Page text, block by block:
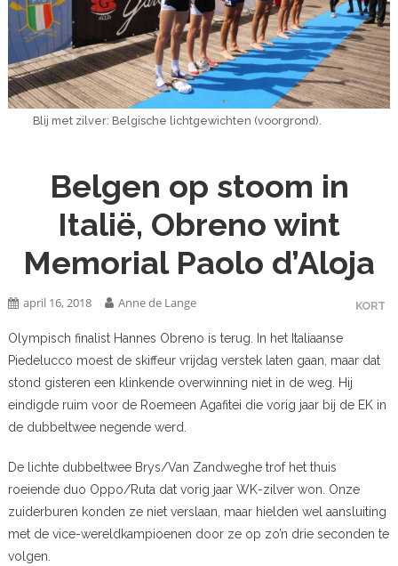
Blij met zilver: Belgische lichtgewichten (voorgrond).
Belgen op stoom in
Italië, Obreno wint
Memorial Paolo d’Aloja
KORT
april 16, 2018 Anne de Lange
Olympisch finalist Hannes Obreno is terug. In het Italiaanse
Piedelucco moest de skiffeur vrijdag verstek laten gaan, maar dat
stond gisteren een klinkende overwinning niet in de weg. Hij
eindigde ruim voor de Roemeen Agafitei die vorig jaar bij de EK in
de dubbeltwee negende werd.
De lichte dubbeltwee Brys/Van Zandweghe trof het thuis
roeiende duo Oppo/Ruta dat vorig jaar WK-zilver won. Onze
zuiderburen konden ze niet verslaan, maar hielden wel aansluiting
met de vice-wereldkampioenen door ze op zo’n drie seconden te
volgen.